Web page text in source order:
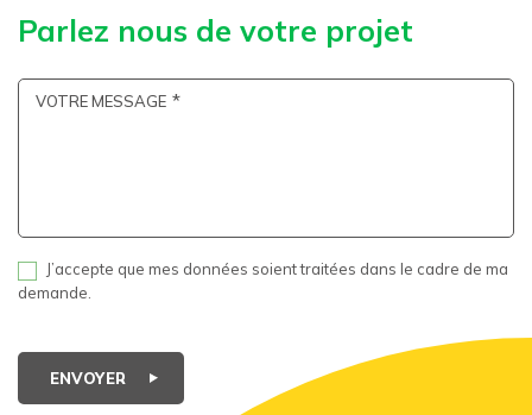
Parlez nous de votre projet
VOTRE MESSAGE
J’accepte que mes données soient traitées dans le cadre de ma
demande.
ENVOYER